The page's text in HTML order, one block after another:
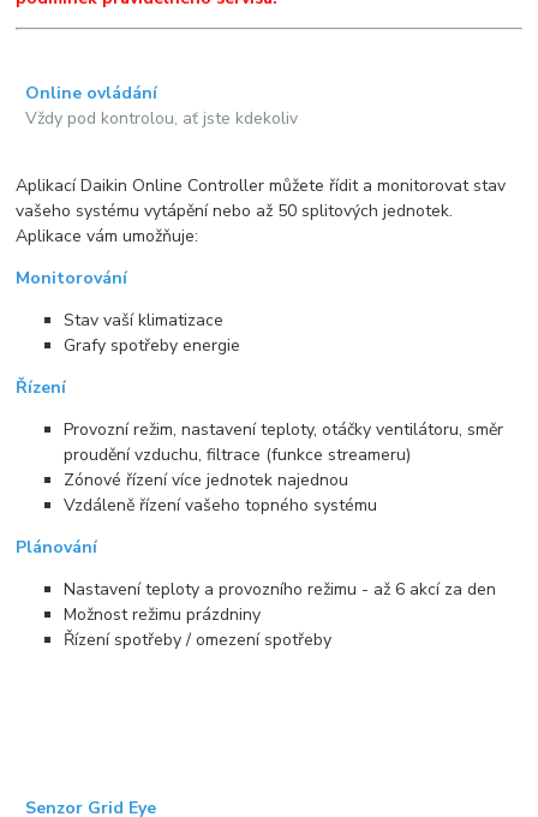
Online ovládání
Vždy pod kontrolou, ať jste kdekoliv
Aplikací Daikin Online Controller můžete řídit a monitorovat stav
vašeho systému vytápění nebo až 50 splitových jednotek.
Aplikace vám umožňuje:
Monitorování
Stav vaší klimatizace
Grafy spotřeby energie
Řízení
Provozní režim, nastavení teploty, otáčky ventilátoru, směr
proudění vzduchu, filtrace (funkce streameru)
Zónové řízení více jednotek najednou
Vzdáleně řízení vašeho topného systému
Plánování
Nastavení teploty a provozního režimu - až 6 akcí za den
Možnost režimu prázdniny
Řízení spotřeby / omezení spotřeby
Senzor Grid Eye